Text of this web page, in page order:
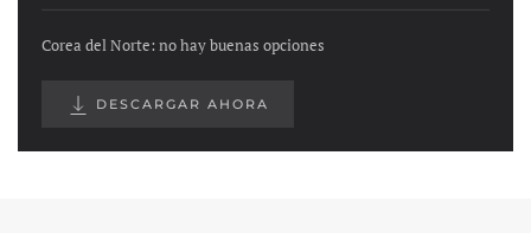
Corea del Norte: no hay buenas opciones
DESCARGAR AHORA